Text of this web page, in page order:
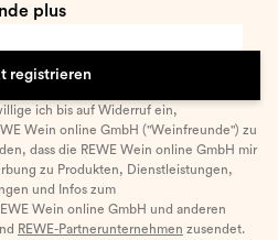
plus
registrieren
ich bis auf Widerruf ein,
Wein online GmbH ("Weinfreunde") zu
dass die REWE Wein online GmbH mir
zu Produkten, Dienstleistungen,
und Infos zum
Wein online GmbH und anderen
REWE-Partnerunternehmen zusendet.